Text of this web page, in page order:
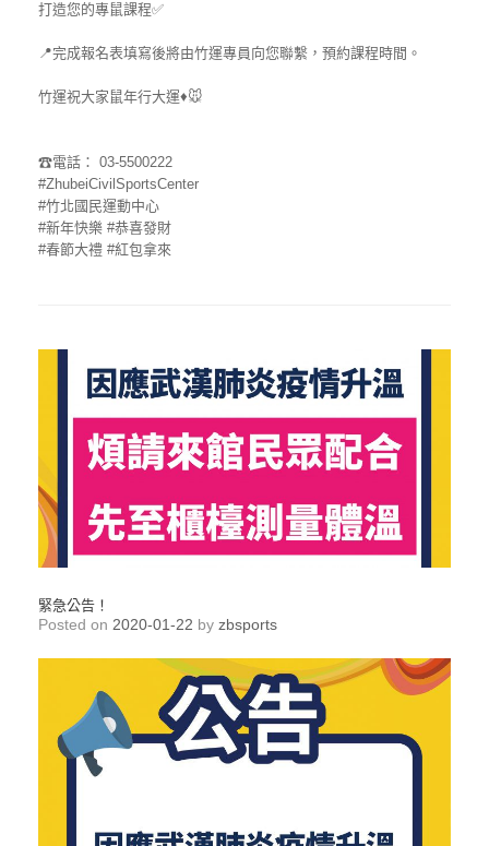
打造您的專鼠課程✅
📍完成報名表填寫後將由竹運專員向您聯繫，預約課程時間。
竹運祝大家鼠年行大運♦🐭
☎電話： 03-5500222
#ZhubeiCivilSportsCenter
#竹北國民運動中心
#新年快樂 #恭喜發財
#春節大禮 #紅包拿來
緊急公告！
Posted on 2020-01-22 by zbsports